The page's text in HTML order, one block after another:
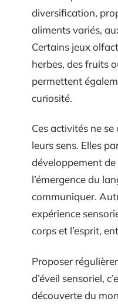
diversification,
aliments variés,
Certains jeux
herbes, des fruits
permettent
curiosité.
Ces activités ne
leurs sens. Elles
développement
l’émergence du
communiquer.
expérience
corps et l’esprit,
Proposer
d’éveil sensoriel,
découverte du